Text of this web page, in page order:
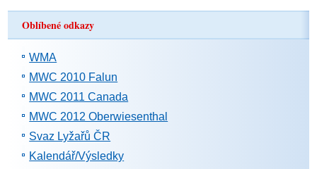
Oblíbené odkazy
WMA
MWC 2010 Falun
MWC 2011 Canada
MWC 2012 Oberwiesenthal
Svaz Lyžařů ČR
Kalendář/Výsledky